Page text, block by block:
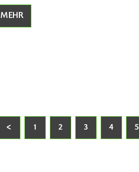
MEHR
< 1 2 3 4 5